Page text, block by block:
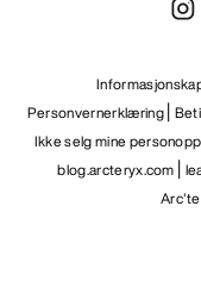
Personvernerklæring
Ikke selg mine
blog.arcteryx.com